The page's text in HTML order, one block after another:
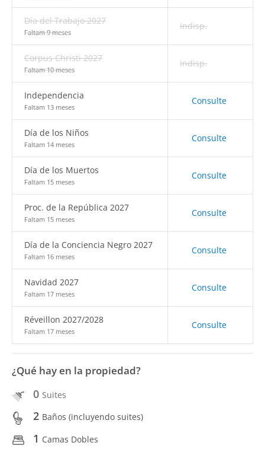
Día del Trabajo 2027
Faltam 9 meses
Indisp.
Corpus Christi 2027
Faltam 10 meses
Indisp.
Independencia
Faltam 13 meses
Consulte
Día de los Niños
Faltam 14 meses
Consulte
Día de los Muertos
Faltam 15 meses
Consulte
Proc. de la República 2027
Faltam 15 meses
Consulte
Día de la Conciencia Negro 2027
Faltam 16 meses
Consulte
Navidad 2027
Faltam 17 meses
Consulte
Réveillon 2027/2028
Faltam 17 meses
Consulte
¿Qué hay en la propiedad?
0 Suites
2 Baños (incluyendo suites)
1 Camas Dobles